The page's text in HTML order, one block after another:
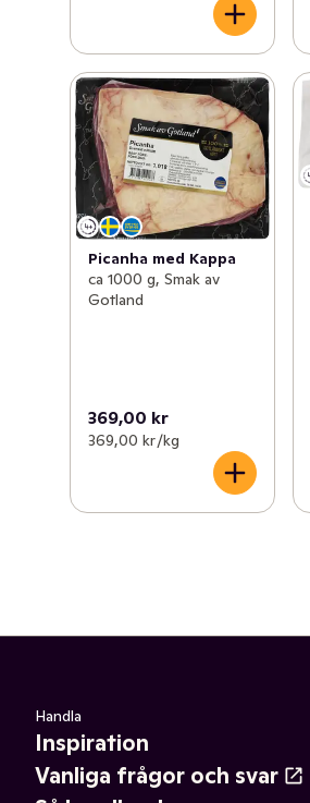
Picanha med Kappa
ca 1000 g, Smak av
Gotland
369,00 kr
369,00 kr /kg
Handla
Inspiration
Vanliga frågor och svar